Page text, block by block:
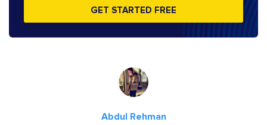
GET STARTED FREE
Abdul Rehman